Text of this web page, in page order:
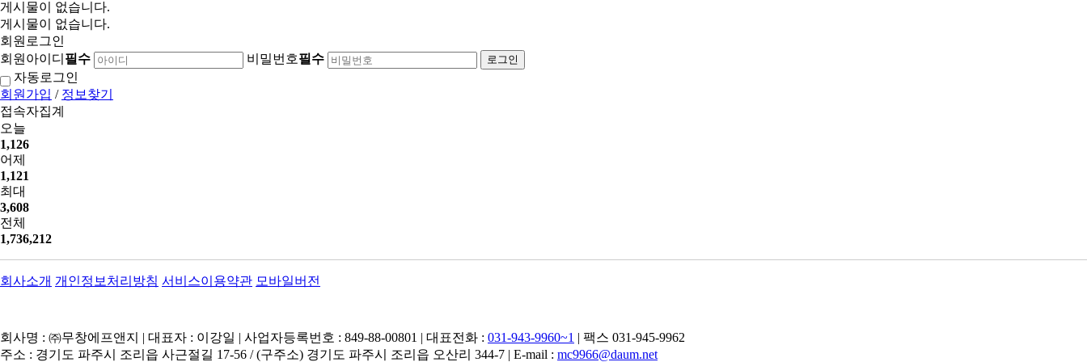
게시물이 없습니다.
게시물이 없습니다.
회원로그인
회원아이디 필수 비밀번호필수
자동로그인
회원가입 / 정보찾기
접속자집계
오늘
1,126
어제
1,121
최대
3,608
전체
1,736,212
회사소개 개인정보처리방침 서비스이용약관 모바일버전
회사명 : ㈜무창에프앤지 | 대표자 : 이강일 | 사업자등록번호 : 849-88-00801 | 대표전화 : 031-943-9960~1 | 팩스 031-945-9962
주소 : 경기도 파주시 조리읍 사근절길 17-56 / (구주소) 경기도 파주시 조리읍 오산리 344-7 | E-mail : mc9966@daum.net